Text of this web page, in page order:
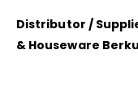
Distributor /
& Houseware